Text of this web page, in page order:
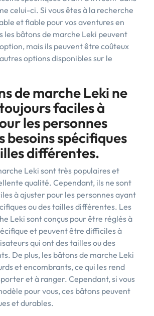
celui-ci. Si vous êtes à la recherche
et fiable pour vos aventures en
les bâtons de marche Leki peuvent
mais ils peuvent être coûteux
options disponibles sur le
de marche Leki ne
faciles à
les personnes
besoins spécifiques
différentes.
Leki sont très populaires et
qualité. Cependant, ils ne sont
à ajuster pour les personnes ayant
ou des tailles différentes. Les
Leki sont conçus pour être réglés à
et peuvent être difficiles à
qui ont des tailles ou des
De plus, les bâtons de marche Leki
et encombrants, ce qui les rend
et à ranger. Cependant, si vous
pour vous, ces bâtons peuvent
et durables.